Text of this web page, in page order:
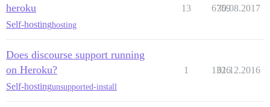
heroku
Self-hostinghosting
13 6759
30.08.2017
Does discourse support running
on Heroku?
Self-hostingunsupported-install
1 1326
01.12.2016